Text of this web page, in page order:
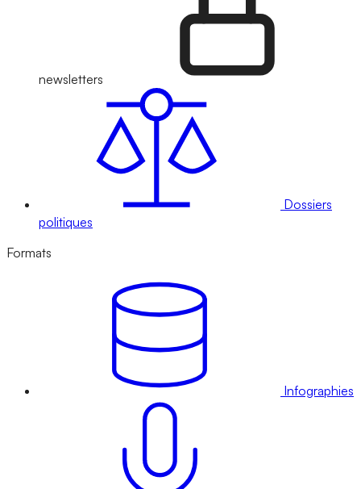
newsletters
Dossiers
politiques
Formats
Infographies